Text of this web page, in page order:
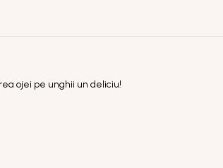
ojei pe unghii un deliciu!